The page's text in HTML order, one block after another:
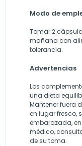
Modo de
Tomar 2
mañana con
tolerancia.
Advertencias
Los
una dieta
Mantener fuera
en lugar fresco,
embarazada,
médico,
de su toma.